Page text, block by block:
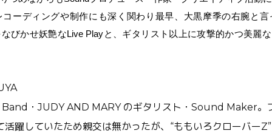
ーディングや制作にも深く関わり最早、大黒摩季の右腕と
びかせ妖艶な Live Playと、ギタリスト以上に攻撃的かつ美麗
・JUDY AND MARY のギタリスト・Sound Maker。
活躍していたため親交は無かったが、“ももいろクローバー